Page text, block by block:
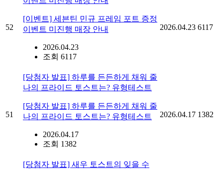
52
[이벤트] 세븐틴 민규 프레임 포트 증정
이벤트 미진행 매장 안내
2026.04.23
조회 6117
2026.04.23 6117
51
[당첨자 발표] 하루를 든든하게 채워 줄
나의 프라이드 토스트는? 유형테스트
[당첨자 발표] 하루를 든든하게 채워 줄
나의 프라이드 토스트는? 유형테스트
2026.04.17
조회 1382
2026.04.17 1382
[당첨자 발표] 새우 토스트의 잊을 수